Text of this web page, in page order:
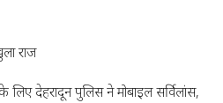
राज
देहरादून पुलिस ने मोबाइल सर्विलांस,